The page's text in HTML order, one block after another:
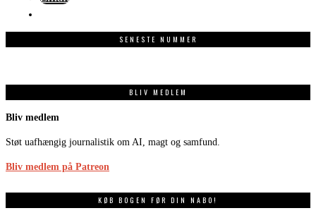
SENESTE NUMMER
BLIV MEDLEM
Bliv medlem
Støt uafhængig journalistik om AI, magt og samfund.
Bliv medlem på Patreon
KØB BOGEN FØR DIN NABO!